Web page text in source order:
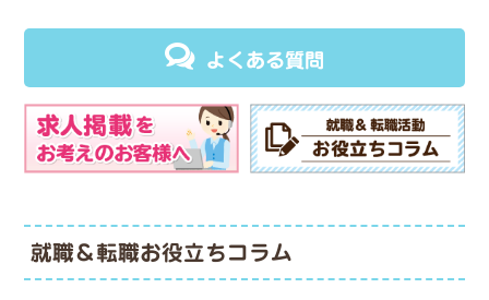
よくある質問
就職＆転職お役立ちコラム